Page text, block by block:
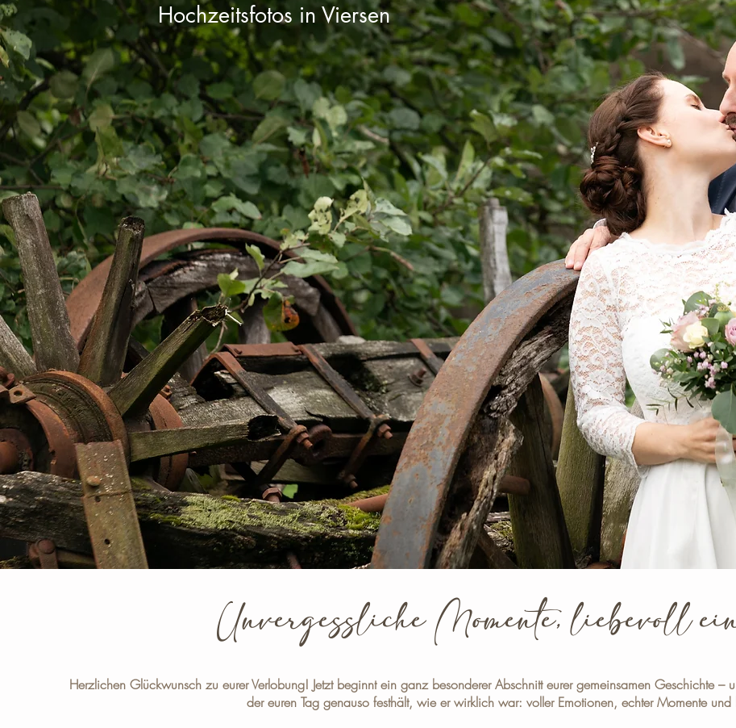
Hochzeitsfotos in Viersen
Unvergessliche Momente, liebevoll
Herzlichen Glückwunsch zu eurer Verlobung! Jetzt beginnt ein ganz besonderer Abschnitt eurer gemeinsamen Geschichte
der euren Tag genauso festhält, wie er wirklich war: voller Emotionen, echter Momente und